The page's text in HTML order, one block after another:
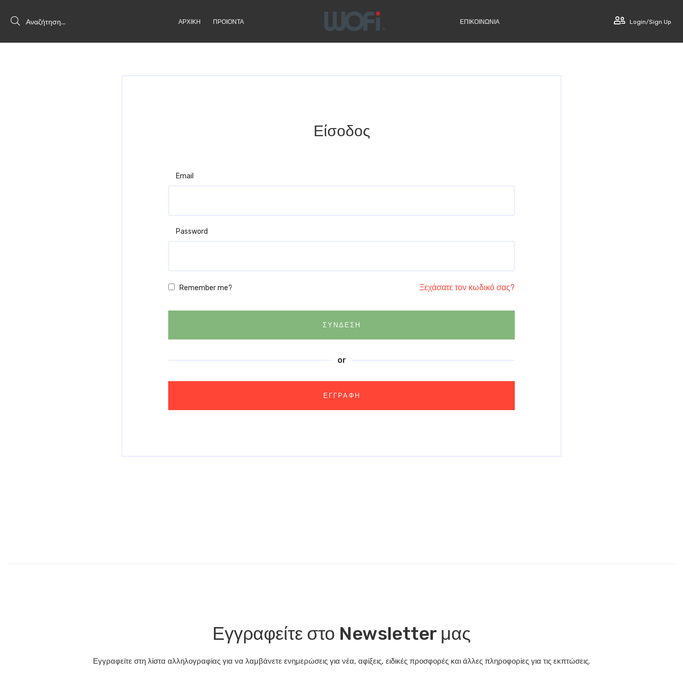
ΑΡΧΙΚΗ ΠΡΟΙΟΝΤΑ ΕΠΙΚΟΙΝΩΝΙΑ Login/Sign Up
Είσοδος
Email
Password
Remember me? Ξεχάσατε τον κωδικό σας?
ΣΥΝΔΕΣΗ
or
ΕΓΓΡΑΦΗ
Εγγραφείτε στο Newsletter μας
Εγγραφείτε στη λίστα αλληλογραφίας για να λαμβάνετε ενημερώσεις για νέα, αφίξεις, ειδικές προσφορές και άλλες πληροφορίες για τις εκπτώσεις.